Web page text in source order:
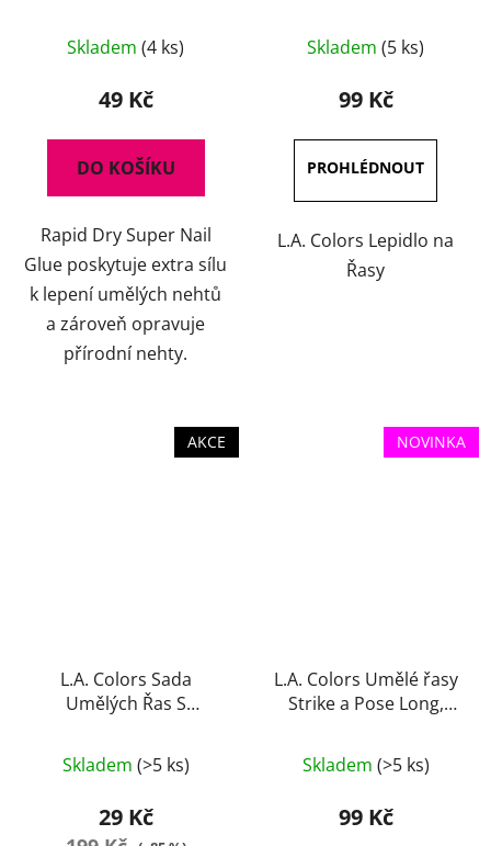
Skladem (4 ks)
49 Kč
DO KOŠÍKU
Rapid Dry Super Nail
Glue poskytuje extra sílu
k lepení umělých nehtů
a zároveň opravuje
přírodní nehty.
hodnocení
produktu
3,7
z
5
hvězdiček.
Skladem (5 ks)
99 Kč
L.A. Colors Lepidlo na
Řasy
AKCE
L.A. Colors Sada
Umělých Řas S
Skladem (>5 ks)
29 Kč
NOVINKA
L.A. Colors Umělé řasy
Strike a Pose Long,
Skladem (>5 ks)
99 Kč